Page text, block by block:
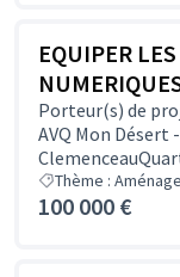
EQUIPER
Porteur(s) de
AVQ Mon Désert
Thème :
100 000 €